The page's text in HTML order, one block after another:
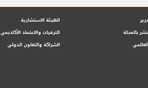
الهيئة الاستشارية
بالمجلة
الترقيات والاعتماد الأكاديمي
الشراكة والتعاون الدولي